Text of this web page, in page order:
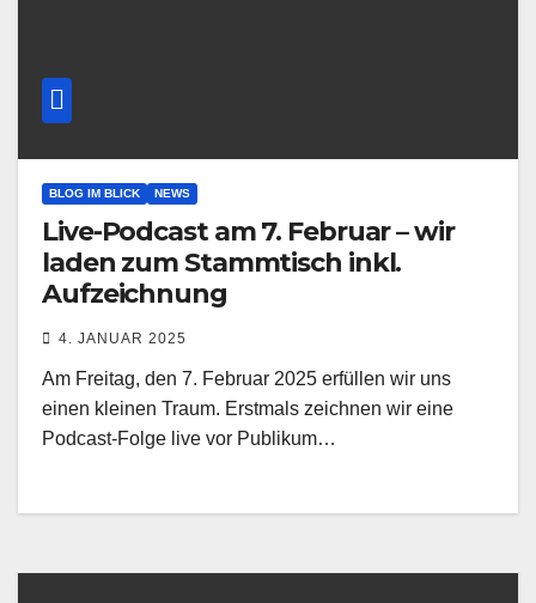
BLOG IM BLICK NEWS
Live-Podcast am 7. Februar – wir
laden zum Stammtisch inkl.
Aufzeichnung
4. JANUAR 2025
Am Freitag, den 7. Februar 2025 erfüllen wir uns
einen kleinen Traum. Erstmals zeichnen wir eine
Podcast-Folge live vor Publikum…